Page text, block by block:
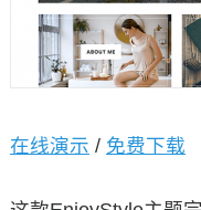
在线演示 / 免费下载